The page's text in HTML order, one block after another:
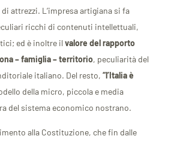
attrezzi. L’impresa artigiana si fa
ricchi di contenuti intellettuali,
ed è inoltre il valore del rapporto
– famiglia – territorio, peculiarità del
italiano. Del resto, “l’Italia è
della micro, piccola e media
del sistema economico nostrano.
alla Costituzione, che fin dalle